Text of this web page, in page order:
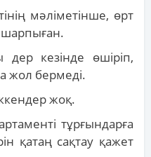
мәліметінше, өрт
кезінде өшіріп,
жол бермеді.
жоқ.
тұрғындарға
қатаң сақтау қажет